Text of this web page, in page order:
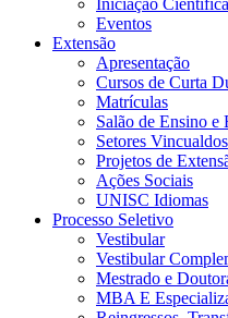
Eventos
Extensão
Apresentação
Cursos de Curta
Matrículas
Salão de Ensino e
Setores Vincualdos
Projetos de
Ações Sociais
UNISC Idiomas
Processo Seletivo
Vestibular
Vestibular
Mestrado e
MBA E